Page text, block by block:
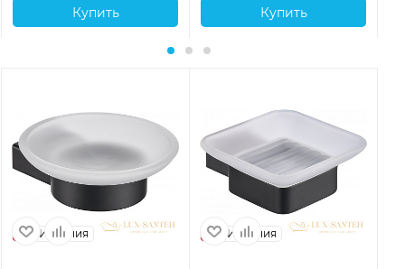
Купить Купить
Испания Испания